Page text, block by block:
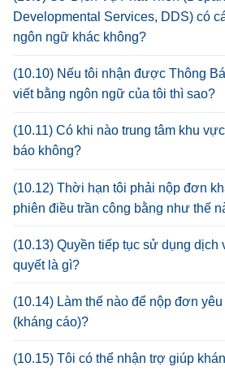
Developmental Services, DDS) có
ngôn ngữ khác không?
(10.10) Nếu tôi nhận được Thông
viết bằng ngôn ngữ của tôi thì sao?
(10.11) Có khi nào trung tâm khu
báo không?
(10.12) Thời hạn tôi phải nộp đơn
phiên điều trần công bằng như thế
(10.13) Quyền tiếp tục sử dụng dịch
quyết là gì?
(10.14) Làm thế nào để nộp đơn
(kháng cáo)?
(10.15) Tôi có thể nhận trợ giúp